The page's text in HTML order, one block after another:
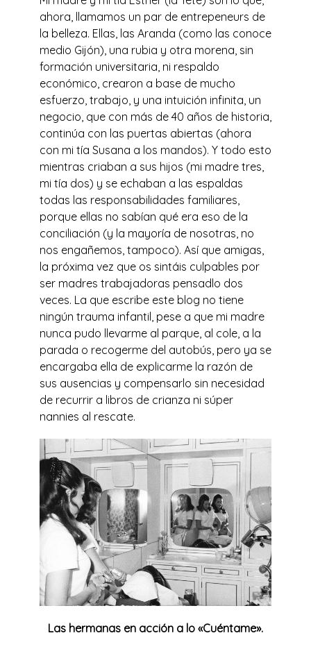
ahora, llamamos un par de entrepeneurs de
la belleza. Ellas, las Aranda (como las conoce
medio Gijón), una rubia y otra morena, sin
formación universitaria, ni respaldo
económico, crearon a base de mucho
esfuerzo, trabajo, y una intuición infinita, un
negocio, que con más de 40 años de historia,
continúa con las puertas abiertas (ahora
con mi tía Susana a los mandos). Y todo esto
mientras criaban a sus hijos (mi madre tres,
mi tía dos) y se echaban a las espaldas
todas las responsabilidades familiares,
porque ellas no sabían qué era eso de la
conciliación (y la mayoría de nosotras, no
nos engañemos, tampoco). Así que amigas,
la próxima vez que os sintáis culpables por
ser madres trabajadoras pensadlo dos
veces. La que escribe este blog no tiene
ningún trauma infantil, pese a que mi madre
nunca pudo llevarme al parque, al cole, a la
parada o recogerme del autobús, pero ya se
encargaba ella de explicarme la razón de
sus ausencias y compensarlo sin necesidad
de recurrir a libros de crianza ni súper
nannies al rescate.
Las hermanas en acción a lo «Cuéntame».